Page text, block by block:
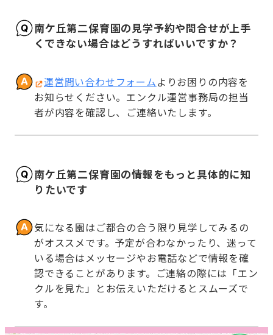
南ケ丘第二保育園の見学予約や問合せが上手
くできない場合はどうすればいいですか？
運営問い合わせフォームよりお困りの内容を
お知らせください。エンクル運営事務局の担当
者が内容を確認し、ご連絡いたします。
南ケ丘第二保育園の情報をもっと具体的に知
りたいです
気になる園はご都合の合う限り見学してみるの
がオススメです。予定が合わなかったり、迷って
いる場合はメッセージやお電話などで情報を確
認できることがあります。ご連絡の際には「エン
クルを見た」とお伝えいただけるとスムーズで
す。